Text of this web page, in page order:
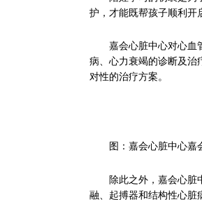
护，才能既帮孩子顺利开
嘉会心脏中心对心血
病、心力衰竭的诊断及治
对性的治疗方案。
图：嘉会心脏中心嘉
除此之外，嘉会心脏
融、起搏器和结构性心脏